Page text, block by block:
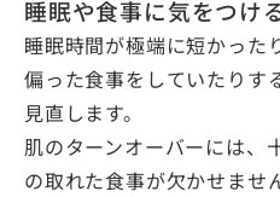
睡眠や食事に気をつけ
睡眠時間が極端に短かった
偏った食事をしていたりす
見直します。
肌のターンオーバーには、
の取れた食事が欠かせませ